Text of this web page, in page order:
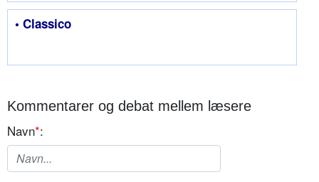
• Classico
Kommentarer og debat mellem læsere
Navn*: